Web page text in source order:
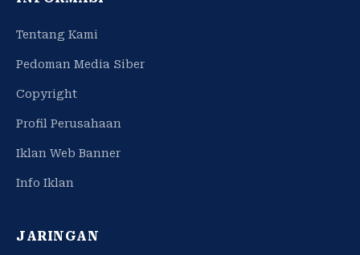
Tentang Kami
Pedoman Media Siber
Copyright
Profil Perusahaan
Iklan Web Banner
Info Iklan
JARINGAN